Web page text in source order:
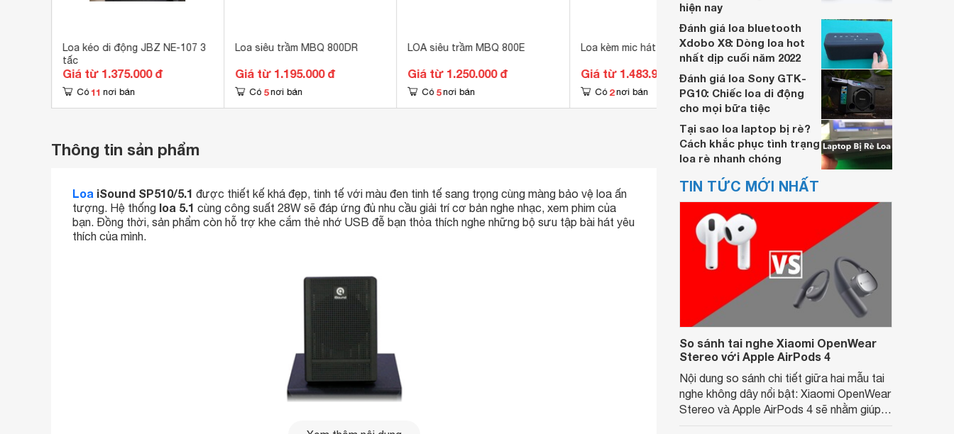
Loa kéo di động JBZ NE-107 3
tấc
Giá từ 1.375.000 đ
Có 11 nơi bán
Loa siêu trầm MBQ 800DR
Giá từ 1.195.000 đ
Có 5 nơi bán
LOA siêu trầm MBQ 800E
Giá từ 1.250.000 đ
Có 5 nơi bán
Loa kèm mic hát karaoke SD308
Giá từ 1.483.900 đ
Có 2 nơi bán
Loa Mitsunal M35
Giá từ 1.370.000 đ
Có 10 nơi bán
Thông tin sản phẩm
Loa iSound SP510/5.1 được thiết kế khá đẹp, tinh tế với màu đen tinh tế sang trọng cùng màng bảo vệ loa ấn
tượng. Hệ thống loa 5.1 cùng công suất 28W sẽ đáp ứng đủ nhu cầu giải trí cơ bản nghe nhạc, xem phim của
bạn. Đồng thời, sản phẩm còn hỗ trợ khe cắm thẻ nhớ USB đễ bạn thỏa thích nghe những bộ sưu tập bài hát yêu
thích của mình.
hiện nay
Đánh giá loa bluetooth
Xdobo X8: Dòng loa hot
nhất dịp cuối năm 2022
Đánh giá loa Sony GTK-
PG10: Chiếc loa di động
cho mọi bữa tiệc
Tại sao loa laptop bị rè?
Cách khắc phục tình trạng
loa rè nhanh chóng
TIN TỨC MỚI NHẤT
So sánh tai nghe Xiaomi OpenWear
Stereo với Apple AirPods 4
Nội dung so sánh chi tiết giữa hai mẫu tai
nghe không dây nổi bật: Xiaomi OpenWear
Stereo và Apple AirPods 4 sẽ nhằm giúp